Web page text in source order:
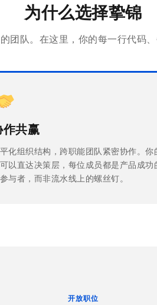
为什么选择挚锦
团队。在这里，你的每一行代码
作共赢
化组织结构，跨职能团队紧密协作。你
以直达决策层，每位成员都是产品成功
与者，而非流水线上的螺丝钉。
开放职位